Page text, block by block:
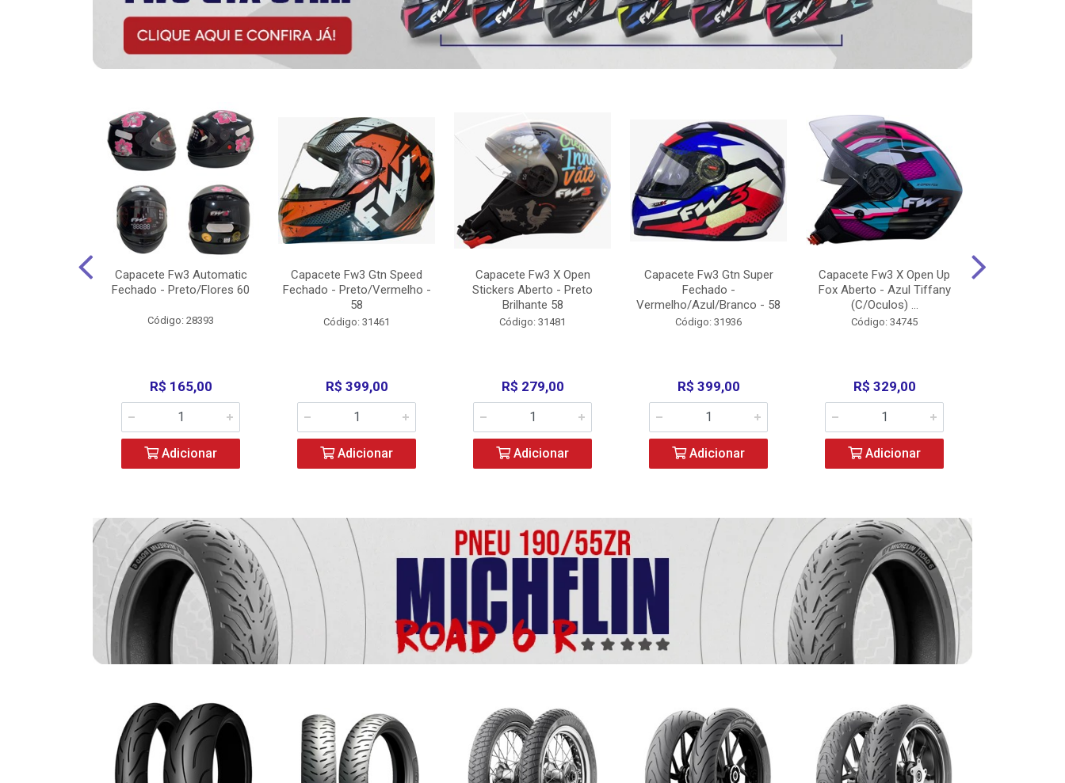
Capacete Fw3 Automatic
Fechado - Preto/Flores 60
Código: 28393
R$ 165,00
Adicionar
Capacete Fw3 Gtn Speed
Fechado - Preto/Vermelho -
58
Código: 31461
R$ 399,00
Adicionar
Capacete Fw3 X Open
Stickers Aberto - Preto
Brilhante 58
Código: 31481
R$ 279,00
Adicionar
Capacete Fw3 Gtn Super
Fechado -
Vermelho/Azul/Branco - 58
Código: 31936
R$ 399,00
Adicionar
Capacete Fw3 X Open Up
Fox Aberto - Azul Tiffany
(C/Oculos) ...
Código: 34745
R$ 329,00
Adicionar